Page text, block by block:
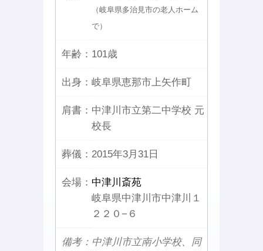
（岐阜県多治見市の老人ホーム
で）
年齢： 101歳
出身： 岐阜県恵那市上矢作町
肩書： 中津川市立第二中学校 元
校長
葬儀： 2015年3月31日
会場： 中津川斎苑
岐阜県中津川市中津川１
２２０−６
備考：中津川市立南小学校、同